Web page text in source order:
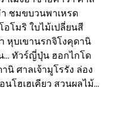
ชมขบวนพาเหรด
โมริ ใบไม้เปลี่ยนสี
หุบเขานรกจิโงคุดานิ
… ทัวร์ญี่ปุ่น ฮอกไกโด
นิ ศาลเจ้ามูโรรัง ล่อง
นโฮเฮเคียว สวนผลไม้…